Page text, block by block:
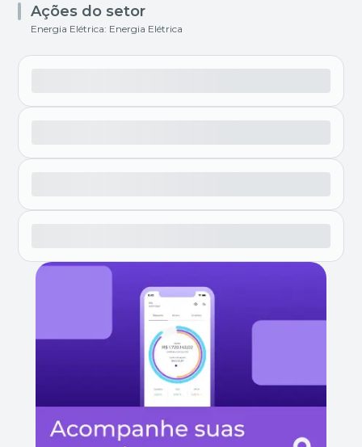
Ações do setor
Energia Elétrica: Energia Elétrica